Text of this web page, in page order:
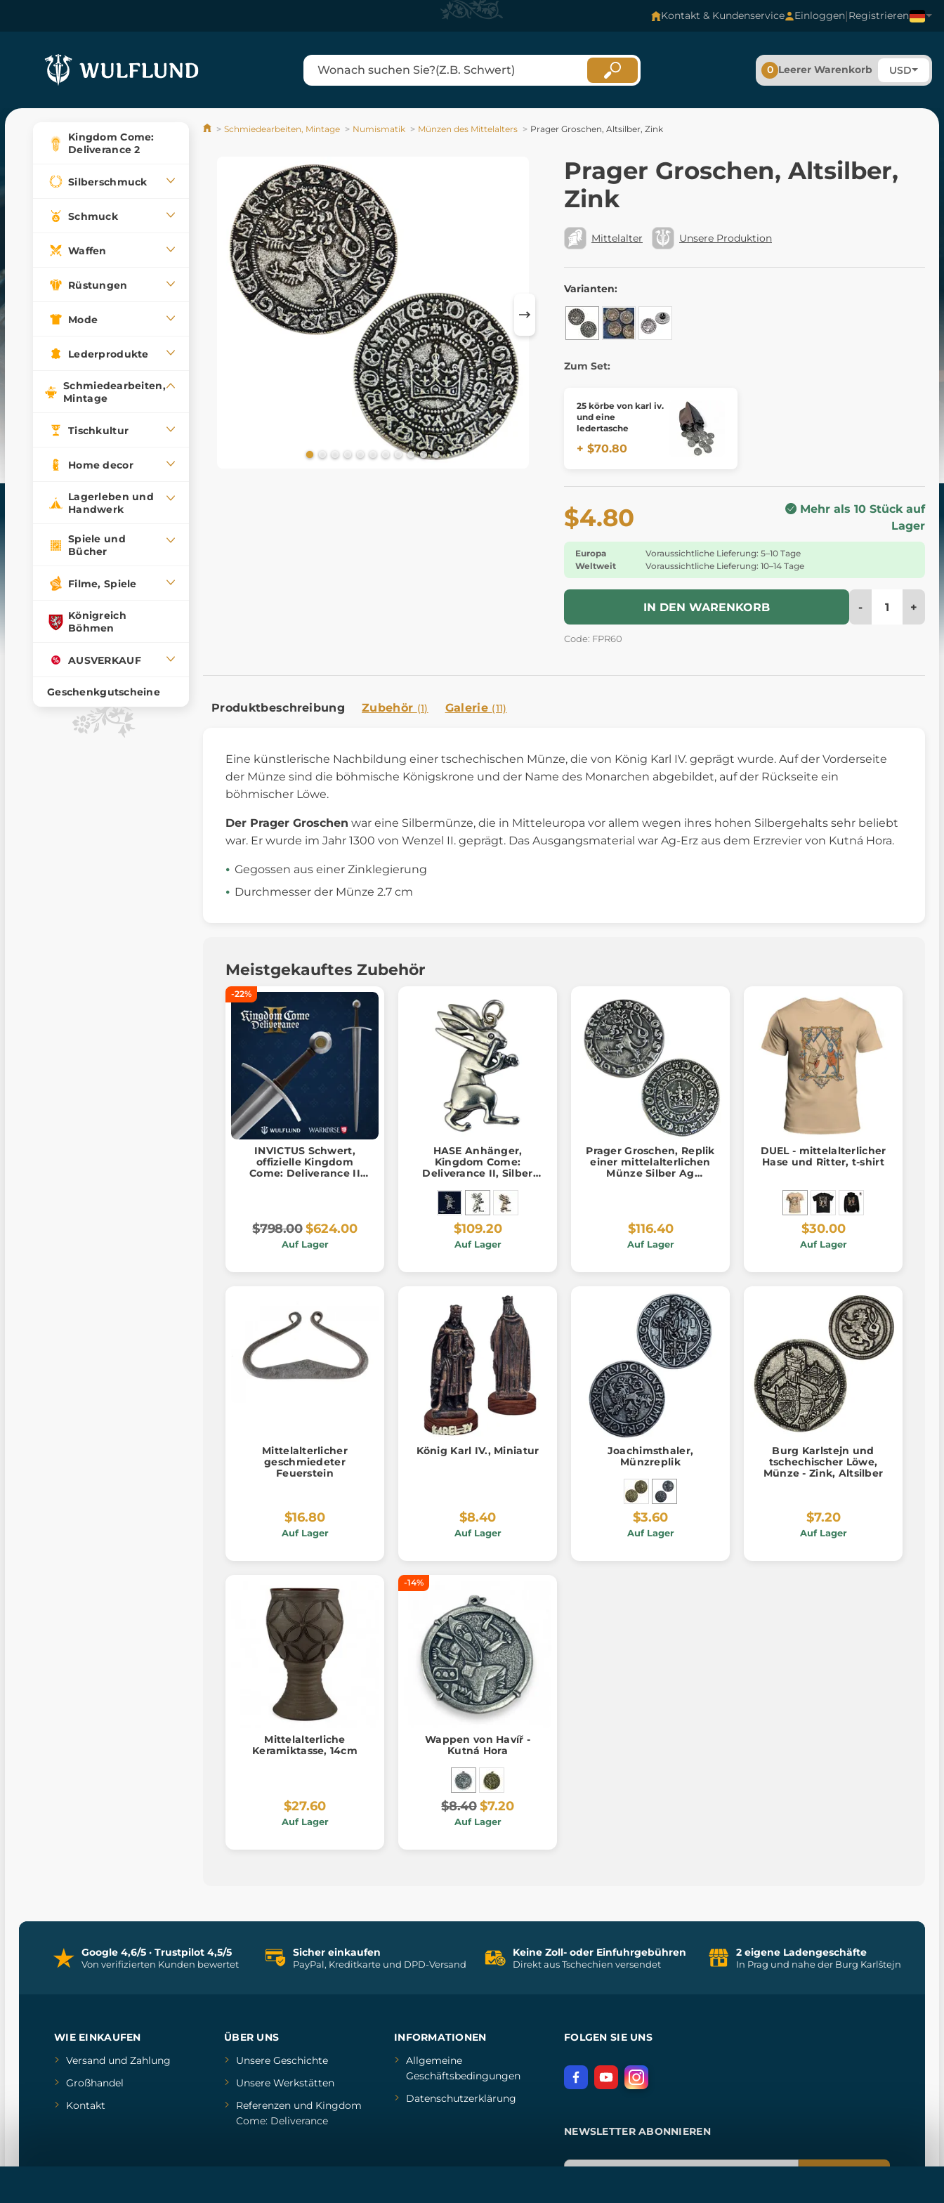
Kontakt & Kundenservice Einloggen|Registrieren
0 Leerer Warenkorb USD
Kingdom Come:
Deliverance 2
Silberschmuck
Schmuck
Waffen
Rüstungen
Mode
Lederprodukte
Schmiedearbeiten,
Mintage
Tischkultur
Home decor
Lagerleben und
Handwerk
Spiele und
Bücher
Filme, Spiele
Königreich
Böhmen
AUSVERKAUF
Geschenkgutscheine
Schmiedearbeiten, Mintage Numismatik Münzen des Mittelalters Prager Groschen, Altsilber, Zink
Prager Groschen, Altsilber,
Zink
Mittelalter Unsere Produktion
Varianten:
Zum Set:
25 körbe von karl iv.
und eine
ledertasche
+ $70.80
$4.80
Mehr als 10 Stück auf
Lager
Europa
Voraussichtliche Lieferung: 5–10 Tage
Weltweit
Voraussichtliche Lieferung: 10–14 Tage
IN DEN WARENKORB - +
Code: FPR60
Produktbeschreibung Zubehör (1) Galerie (11)
Eine künstlerische Nachbildung einer tschechischen Münze, die von König Karl IV. geprägt wurde. Auf der Vorderseite
der Münze sind die böhmische Königskrone und der Name des Monarchen abgebildet, auf der Rückseite ein
böhmischer Löwe.
Der Prager Groschen war eine Silbermünze, die in Mitteleuropa vor allem wegen ihres hohen Silbergehalts sehr beliebt
war. Er wurde im Jahr 1300 von Wenzel II. geprägt. Das Ausgangsmaterial war Ag-Erz aus dem Erzrevier von Kutná Hora.
Gegossen aus einer Zinklegierung
Durchmesser der Münze 2.7 cm
Meistgekauftes Zubehör
-22%
INVICTUS Schwert,
offizielle Kingdom
Come: Deliverance II
$798.00$624.00
Auf Lager
HASE Anhänger,
Kingdom Come:
Deliverance II, Silber
$109.20
Auf Lager
Prager Groschen, Replik
einer mittelalterlichen
Münze Silber Ag
$116.40
Auf Lager
DUEL - mittelalterlicher
Hase und Ritter, t-shirt
$30.00
Auf Lager
Mittelalterlicher
geschmiedeter
Feuerstein
$16.80
Auf Lager
König Karl IV., Miniatur
$8.40
Auf Lager
Joachimsthaler,
Münzreplik
$3.60
Auf Lager
Burg Karlstejn und
tschechischer Löwe,
Münze - Zink, Altsilber
$7.20
Auf Lager
Mittelalterliche
Keramiktasse, 14cm
$27.60
Auf Lager
-14%
Wappen von Havíř -
Kutná Hora
$8.40 $7.20
Auf Lager
Google 4,6/5 · Trustpilot 4,5/5
Von verifizierten Kunden bewertet
Sicher einkaufen
PayPal, Kreditkarte und DPD-Versand
Keine Zoll- oder Einfuhrgebühren
Direkt aus Tschechien versendet
2 eigene Ladengeschäfte
In Prag und nahe der Burg Karlštejn
WIE EINKAUFEN
Versand und Zahlung
Großhandel
Kontakt
ÜBER UNS
Unsere Geschichte
Unsere Werkstätten
Referenzenund Kingdom
Come: Deliverance
INFORMATIONEN
Allgemeine
Geschäftsbedingungen
Datenschutzerklärung
FOLGEN SIE UNS
NEWSLETTER ABONNIEREN